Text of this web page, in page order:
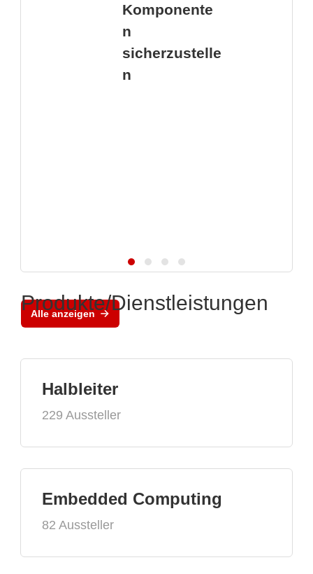
Komponente
n
sicherzustelle
n
Alle anzeigen
Produkte/Dienstleistungen
Halbleiter
229 Aussteller
Embedded Computing
82 Aussteller